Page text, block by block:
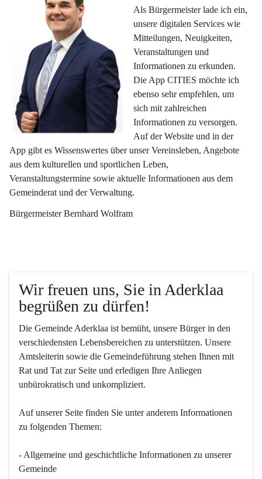
Als Bürgermeister lade ich ein,
unsere digitalen Services wie
Mitteilungen, Neuigkeiten,
Veranstaltungen und
Informationen zu erkunden.
Die App CITIES möchte ich
ebenso sehr empfehlen, um
sich mit zahlreichen
Informationen zu versorgen.
Auf der Website und in der
App gibt es Wissenswertes über unser Vereinsleben, Angebote
aus dem kulturellen und sportlichen Leben,
Veranstaltungstermine sowie aktuelle Informationen aus dem
Gemeinderat und der Verwaltung.
Bürgermeister Bernhard Wolfram
Wir freuen uns, Sie in Aderklaa
begrüßen zu dürfen!
Die Gemeinde Aderklaa ist bemüht, unsere Bürger in den
verschiedensten Lebensbereichen zu unterstützen. Unsere
Amtsleiterin sowie die Gemeindeführung stehen Ihnen mit
Rat und Tat zur Seite und erledigen Ihre Anliegen
unbürokratisch und unkompliziert.
Auf unserer Seite finden Sie un­ter an­de­rem Informationen
zu folgenden Themen:
- Allgemeine und geschichtliche Informationen zu unserer
Gemeinde